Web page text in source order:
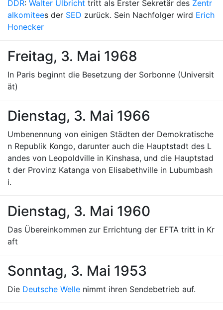
DDR: Walter Ulbricht tritt als Erster Sekretär des Zentr
alkomitees der SED zurück. Sein Nachfolger wird Erich
Honecker
Freitag, 3. Mai 1968
In Paris beginnt die Besetzung der Sorbonne (Universit
ät)
Dienstag, 3. Mai 1966
Umbenennung von einigen Städten der Demokratische
n Republik Kongo, darunter auch die Hauptstadt des L
andes von Leopoldville in Kinshasa, und die Hauptstad
t der Provinz Katanga von Elisabethville in Lubumbash
i.
Dienstag, 3. Mai 1960
Das Übereinkommen zur Errichtung der EFTA tritt in Kr
aft
Sonntag, 3. Mai 1953
Die Deutsche Welle nimmt ihren Sendebetrieb auf.